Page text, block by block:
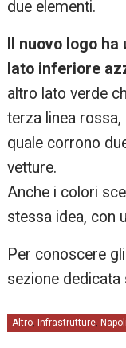
due elementi.
Il nuovo logo
lato inferiore
altro lato verde
terza linea
quale corrono
vetture.
Anche i colori
stessa idea, con
Per conoscere
sezione dedicata
Altro, Infrastrutture, Napoli